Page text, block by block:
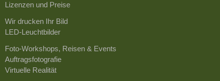
Lizenzen und Preise
Wir drucken Ihr Bild
LED-Leuchtbilder
Foto-Workshops, Reisen & Events
Auftragsfotografie
Virtuelle Realität